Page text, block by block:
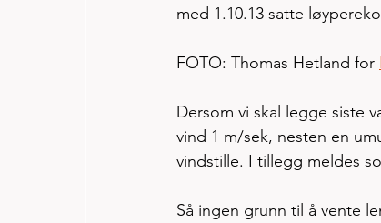
med 1.10.13 satte
FOTO: Thomas Hetland for
Dersom vi skal legge siste
vind 1 m/sek, nesten en
vindstille. I tillegg meldes
Så ingen grunn til å vente